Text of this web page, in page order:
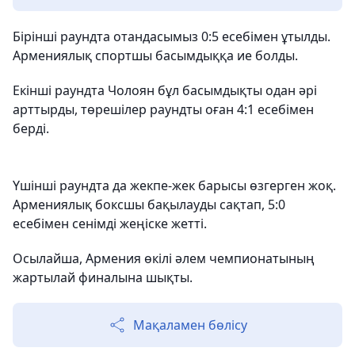
Бірінші раундта отандасымыз 0:5 есебімен ұтылды.
Армениялық спортшы басымдыққа ие болды.
Екінші раундта Чолоян бұл басымдықты одан әрі
арттырды, төрешілер раундты оған 4:1 есебімен
берді.
Үшінші раундта да жекпе-жек барысы өзгерген жоқ.
Армениялық боксшы бақылауды сақтап, 5:0
есебімен сенімді жеңіске жетті.
Осылайша, Армения өкілі әлем чемпионатының
жартылай финалына шықты.
Мақаламен бөлісу